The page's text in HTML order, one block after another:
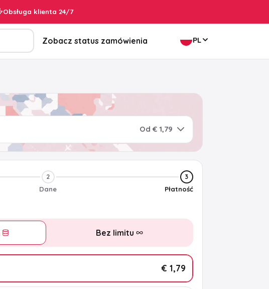
Obsługa klienta 24/7
Zobacz status zamówienia PL
Od € 1,79
2
Dane
3
Płatność
Bez limitu
€ 1,79